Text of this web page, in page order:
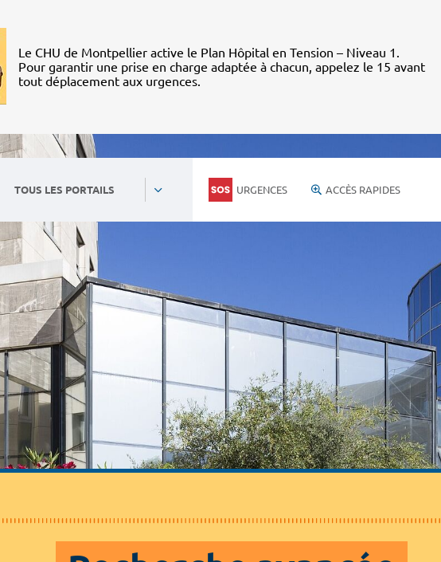
Le CHU de Montpellier active le Plan Hôpital en Tension – Niveau 1.
Pour garantir une prise en charge adaptée à chacun, appelez le 15 avant
tout déplacement aux urgences.
TOUS LES PORTAILS URGENCES ACCÈS RAPIDES